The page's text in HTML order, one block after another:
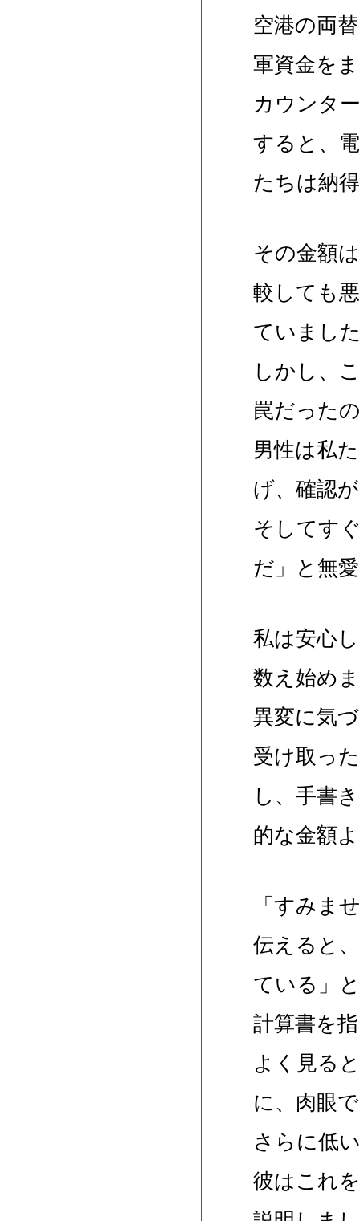
空港の両
軍資金を
カウンタ
すると、
たちは納
その金額
較しても
ていまし
しかし、
罠だった
男性は私
げ、確認
そしてす
だ」と無
私は安心
数え始め
異変に気
受け取っ
し、手書
的な金額
「すみま
伝えると
ている」
計算書を
よく見る
に、肉眼
さらに低
彼はこれ